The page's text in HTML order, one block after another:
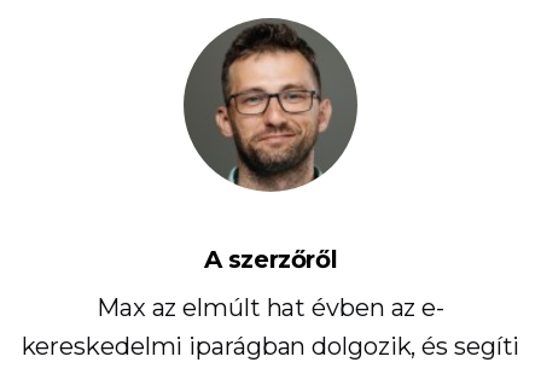
A szerzőről
Max az elmúlt hat évben az e-
kereskedelmi iparágban dolgozik, és segíti